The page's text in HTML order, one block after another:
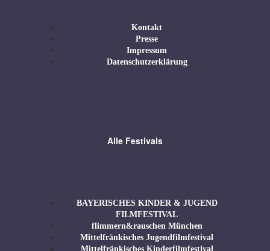
Kontakt
Presse
Impressum
Datenschutzerklärung
Alle Festivals
BAYERISCHES KINDER & JUGEND
FILMFESTIVAL
flimmern&rauschen München
Mittelfränkisches Jugendfilmfestival
Mittelfränkisches Kinderfilmfestival